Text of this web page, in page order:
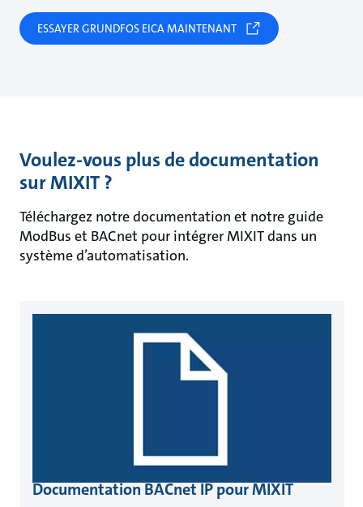
ESSAYER GRUNDFOS EICA MAINTENANT
Voulez-vous plus de documentation
sur MIXIT ?
Téléchargez notre documentation et notre guide
ModBus et BACnet pour intégrer MIXIT dans un
système d’automatisation.
Documentation BACnet IP pour MIXIT